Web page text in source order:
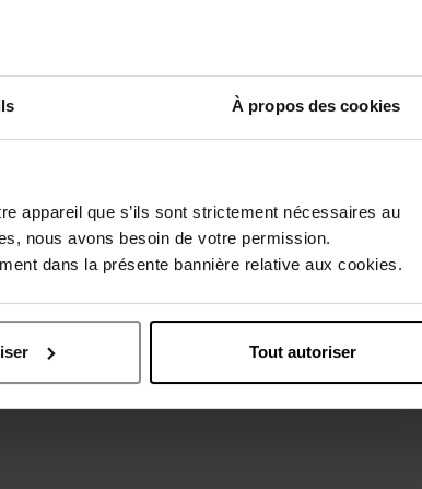
À propos des cookies
appareil que s’ils sont strictement nécessaires au
nous avons besoin de votre permission.
dans la présente bannière relative aux cookies.
Tout autoriser
peut-être